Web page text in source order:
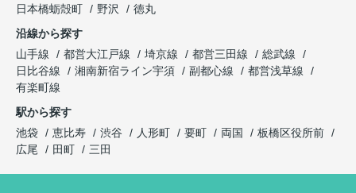
日本橋蛎殻町
野沢
徳丸
沿線から探す
山手線
都営大江戸線 埼京線 都営三田線
総武線
日比谷線
湘南新宿ライン宇須 副都心線
都営浅草線
有楽町線
駅から探す
池袋
恵比寿 渋谷 人形町 要町 両国
板橋区役所前
広尾
田町 三田